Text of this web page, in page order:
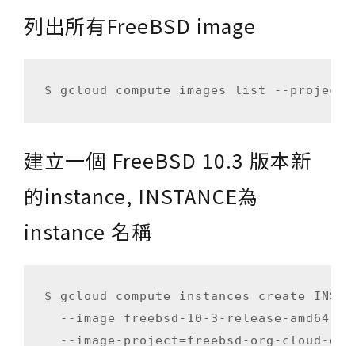
列出所有FreeBSD image
建立一個 FreeBSD 10.3 版本新
的instance, INSTANCE為
instance 名稱
$ gcloud compute instances create
--image freebsd-10-3-release-amd64 \